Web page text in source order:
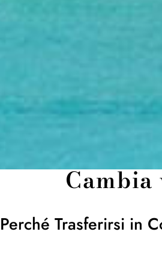
Perché Trasferirsi in